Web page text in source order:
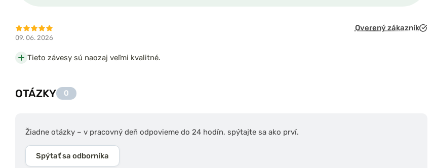
09. 06. 2026
Overený zákazník
Tieto závesy sú naozaj veľmi kvalitné.
OTÁZKY 0
Žiadne otázky – v pracovný deň odpovieme do 24 hodín, spýtajte sa ako prví.
Spýtať sa odborníka